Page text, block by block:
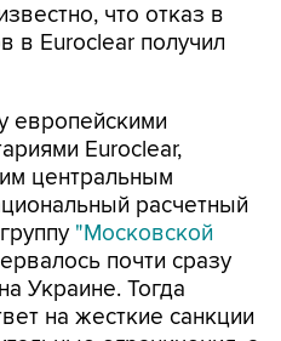
что отказ в
в Euroclear получил
европейскими
Euroclear,
центральным
расчетный
"Московской
почти сразу
Украине. Тогда
на жесткие санкции